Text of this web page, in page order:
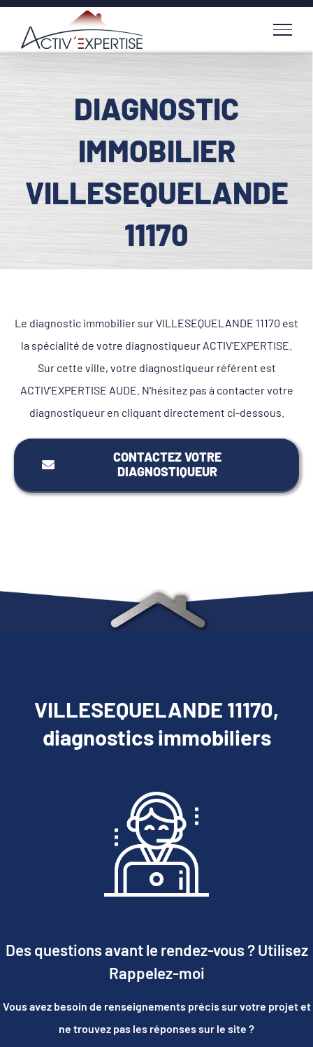
Passer
contenu
DIAGNOSTIC
IMMOBILIER
VILLESEQUELANDE
11170
Le diagnostic immobilier sur VILLESEQUELANDE 11170 est
la spécialité de votre diagnostiqueur ACTIV'EXPERTISE.
Sur cette ville, votre diagnostiqueur référent est
ACTIV'EXPERTISE AUDE. N'hésitez pas à contacter votre
diagnostiqueur en cliquant directement ci-dessous.
CONTACTEZ VOTRE
DIAGNOSTIQUEUR
VILLESEQUELANDE 11170,
diagnostics immobiliers
Des questions avant le rendez-vous ? Utilisez
Rappelez-moi
Vous avez besoin de renseignements précis sur votre projet et
ne trouvez pas les réponses sur le site ?